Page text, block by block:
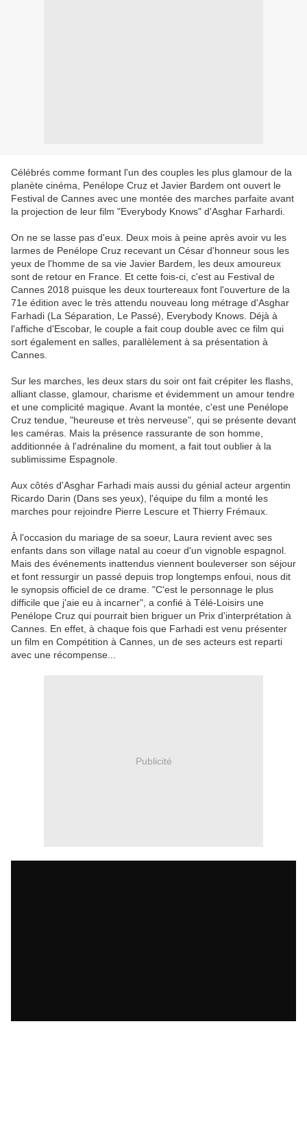
Célébrés comme formant l'un des couples les plus glamour de la
planète cinéma, Penélope Cruz et Javier Bardem ont ouvert le
Festival de Cannes avec une montée des marches parfaite avant
la projection de leur film "Everybody Knows" d'Asghar Farhardi.
On ne se lasse pas d'eux. Deux mois à peine après avoir vu les
larmes de Penélope Cruz recevant un César d'honneur sous les
yeux de l'homme de sa vie Javier Bardem, les deux amoureux
sont de retour en France. Et cette fois-ci, c'est au Festival de
Cannes 2018 puisque les deux tourtereaux font l'ouverture de la
71e édition avec le très attendu nouveau long métrage d'Asghar
Farhadi (La Séparation, Le Passé), Everybody Knows. Déjà à
l'affiche d'Escobar, le couple a fait coup double avec ce film qui
sort également en salles, parallèlement à sa présentation à
Cannes.
Sur les marches, les deux stars du soir ont fait crépiter les flashs,
alliant classe, glamour, charisme et évidemment un amour tendre
et une complicité magique. Avant la montée, c'est une Penélope
Cruz tendue, "heureuse et très nerveuse", qui se présente devant
les caméras. Mais la présence rassurante de son homme,
additionnée à l'adrénaline du moment, a fait tout oublier à la
sublimissime Espagnole.
Aux côtés d'Asghar Farhadi mais aussi du génial acteur argentin
Ricardo Darin (Dans ses yeux), l'équipe du film a monté les
marches pour rejoindre Pierre Lescure et Thierry Frémaux.
À l'occasion du mariage de sa soeur, Laura revient avec ses
enfants dans son village natal au coeur d'un vignoble espagnol.
Mais des événements inattendus viennent bouleverser son séjour
et font ressurgir un passé depuis trop longtemps enfoui, nous dit
le synopsis officiel de ce drame. "C'est le personnage le plus
difficile que j'aie eu à incarner", a confié à Télé-Loisirs une
Penélope Cruz qui pourrait bien briguer un Prix d'interprétation à
Cannes. En effet, à chaque fois que Farhadi est venu présenter
un film en Compétition à Cannes, un de ses acteurs est reparti
avec une récompense...
Publicité